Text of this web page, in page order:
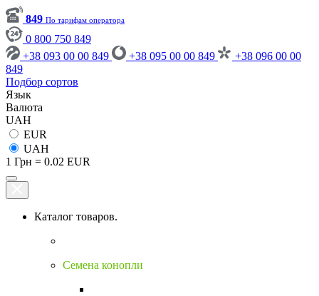
849 По тарифам оператора
0 800 750 849
+38 093 00 00 849
+38 095 00 00 849
+38 096 00 00
849
Подбор сортов
Язык
Валюта
UAH
EUR
UAH
1 Грн = 0.02 EUR
Каталог товаров.
Семена конопли